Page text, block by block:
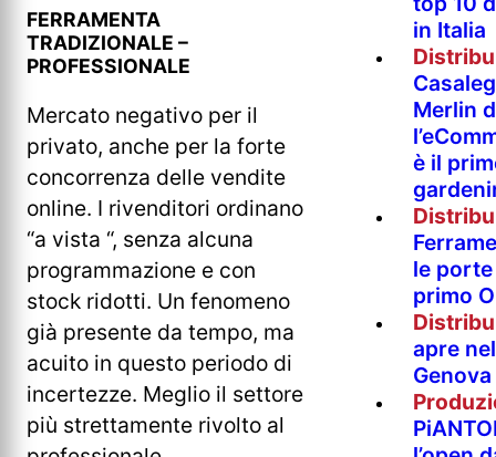
FERRAMENTA
TRADIZIONALE –
PROFESSIONALE
Mercato negativo per il
privato, anche per la forte
concorrenza delle vendite
online. I rivenditori ordinano
“a vista “, senza alcuna
programmazione e con
stock ridotti. Un fenomeno
già presente da tempo, ma
acuito in questo periodo di
incertezze. Meglio il settore
più strettamente rivolto al
in Italia
Merlin
è il
le
primo
apre
Genova